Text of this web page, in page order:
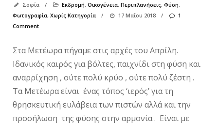
Σοφία / Εκδρομή,Οικογένεια,Περιπλανήσεις,Φύση,
Φωτογραφία, Χωρίς Κατηγορία / 17 Μαΐου 2018 /
1
Comment
Στα Μετέωρα πήγαμε στις αρχές του Απρίλη.
Ιδανικός καιρός για βόλτες, παιχνίδι στη φύση και
αναρρίχηση , ούτε πολύ κρύο , ούτε πολύ ζέστη .
Τα Μετέωρα είναι ένας τόπος ‘ιερός’ για τη
θρησκευτική ευλάβεια των πιστών αλλά και την
προσήλωση της φύσης στην αρμονία . Είναι με